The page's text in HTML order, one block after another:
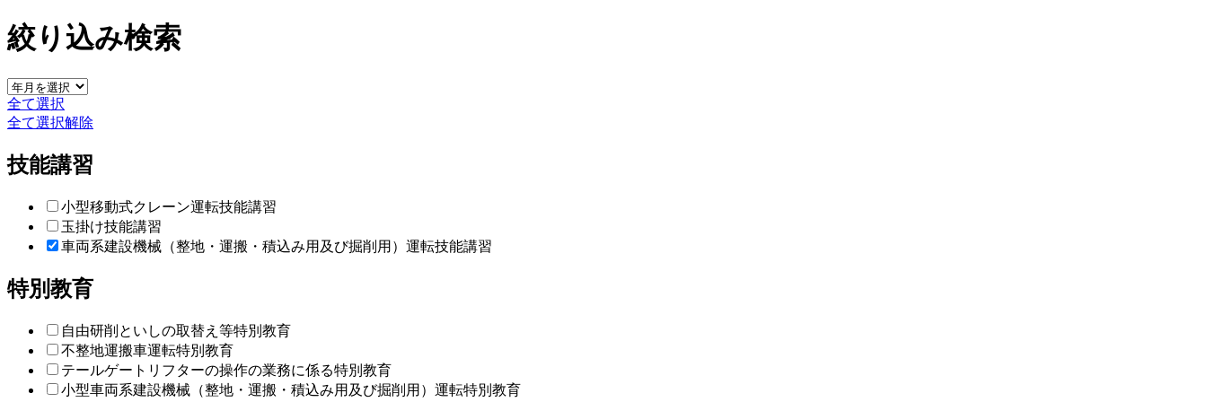
絞り込み検索
全て選択
全て選択解除
技能講習
小型移動式クレーン運転技能講習
玉掛け技能講習
車両系建設機械（整地・運搬・積込み用及び掘削用）運転技能講習
特別教育
自由研削といしの取替え等特別教育
不整地運搬車運転特別教育
テールゲートリフターの操作の業務に係る特別教育
小型車両系建設機械（整地・運搬・積込み用及び掘削用）運転特別教育